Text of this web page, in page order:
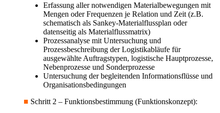
Erfassung aller notwendigen Materialbewegungen mit
Mengen oder Frequenzen je Relation und Zeit (z.B.
schematisch als Sankey-Materialflussplan oder
datenseitig als Materialflussmatrix)
Prozessanalyse mit Untersuchung und
Prozessbeschreibung der Logistikabläufe für
ausgewählte Auftragstypen, logistische Hauptprozesse,
Nebenprozesse und Sonderprozesse
Untersuchung der begleitenden Informationsflüsse und
Organisationsbedingungen
■ Schritt 2 – Funktionsbestimmung (Funktionskonzept):